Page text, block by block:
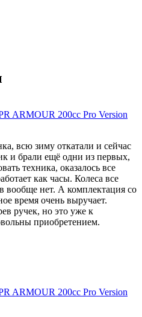
ARMOUR 200cc Pro Version
всю зиму откатали и сейчас
и брали ещё одни из первых,
техника, оказалось все
как часы. Колеса все
вообще нет. А комплектация со
время очень выручает.
ручек, но это уже к
приобретением.
ARMOUR 200cc Pro Version